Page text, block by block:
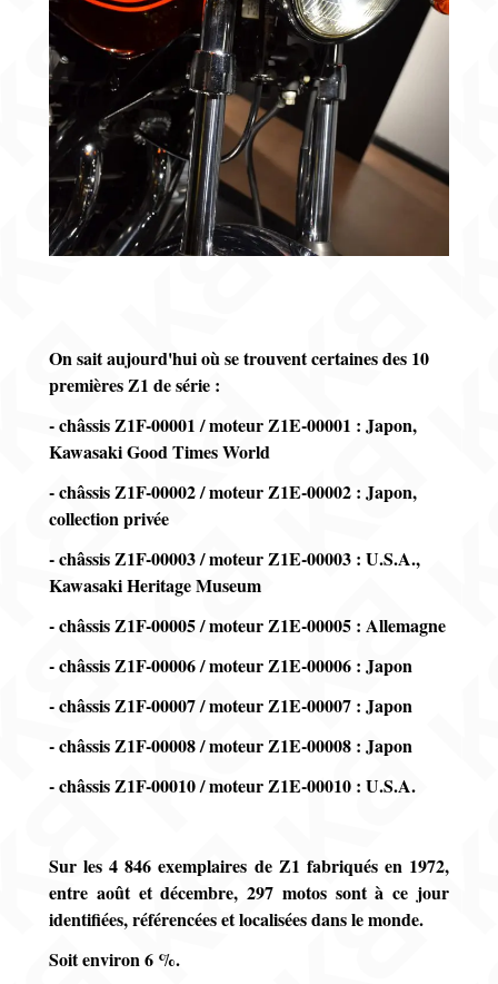
On sait aujourd'hui où se trouvent certaines des 10
premières Z1 de série :
- châssis Z1F-00001 / moteur Z1E-00001 : Japon,
Kawasaki Good Times World
- châssis Z1F-00002 / moteur Z1E-00002 : Japon,
collection privée
- châssis Z1F-00003 / moteur Z1E-00003 : U.S.A.,
Kawasaki Heritage Museum
- châssis Z1F-00005 / moteur Z1E-00005 : Allemagne
- châssis Z1F-00006 / moteur Z1E-00006 : Japon
- châssis Z1F-00007 / moteur Z1E-00007 : Japon
- châssis Z1F-00008 / moteur Z1E-00008 : Japon
- châssis Z1F-00010 / moteur Z1E-00010 : U.S.A.
Sur les 4 846 exemplaires de Z1 fabriqués en 1972,
entre août et décembre, 297 motos sont à ce jour
identifiées, référencées et localisées dans le monde.
Soit environ 6 %.